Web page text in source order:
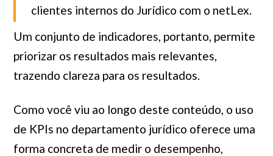
clientes internos do Jurídico com o netLex.
Um conjunto de indicadores, portanto, permite
priorizar os resultados mais relevantes,
trazendo clareza para os resultados.
Como você viu ao longo deste conteúdo, o uso
de KPIs no departamento jurídico oferece uma
forma concreta de medir o desempenho,